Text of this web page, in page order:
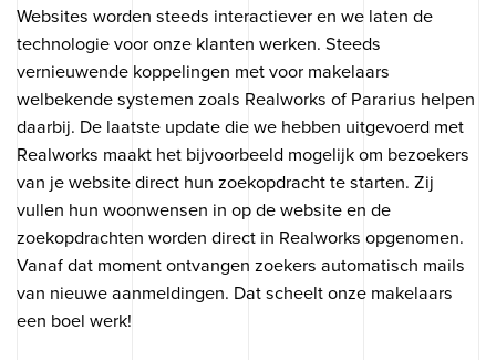
Websites worden steeds interactiever en we laten de
technologie voor onze klanten werken. Steeds
vernieuwende koppelingen met voor makelaars
welbekende systemen zoals Realworks of Pararius helpen
daarbij. De laatste update die we hebben uitgevoerd met
Realworks maakt het bijvoorbeeld mogelijk om bezoekers
van je website direct hun zoekopdracht te starten. Zij
vullen hun woonwensen in op de website en de
zoekopdrachten worden direct in Realworks opgenomen.
Vanaf dat moment ontvangen zoekers automatisch mails
van nieuwe aanmeldingen. Dat scheelt onze makelaars
een boel werk!